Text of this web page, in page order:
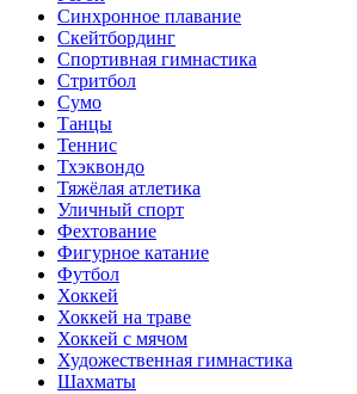
Синхронное плавание
Скейтбординг
Спортивная гимнастика
Стритбол
Сумо
Танцы
Теннис
Тхэквондо
Тяжёлая атлетика
Уличный спорт
Фехтование
Фигурное катание
Футбол
Хоккей
Хоккей на траве
Хоккей с мячом
Художественная гимнастика
Шахматы